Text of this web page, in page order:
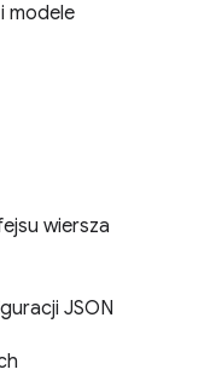
modele
wiersza
JSON